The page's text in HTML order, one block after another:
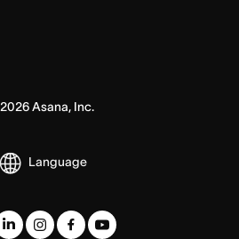
2026Asana, Inc.
Language